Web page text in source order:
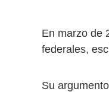
En marzo de
federales,
Su